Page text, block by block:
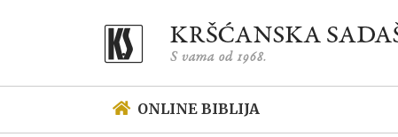
ONLINE BIBLIJA